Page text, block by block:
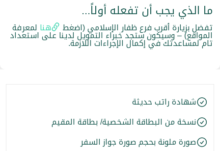
ما الذي يجب أن تفعله أولاً...
تفضل بزيارة أقرب فرع ظفار الإسلامي (اضغط هنا لمعرفة
المواقع) – وسيكون ستجد خبراء التمويل لدينا على استعداد
تام لمساعدتك في إكمال الإجراءات اللازمة.
شهادة راتب حديثة
نسخة من البطاقة الشخصية/ بطاقة المقيم
صورة ملونة بحجم صورة جواز السفر